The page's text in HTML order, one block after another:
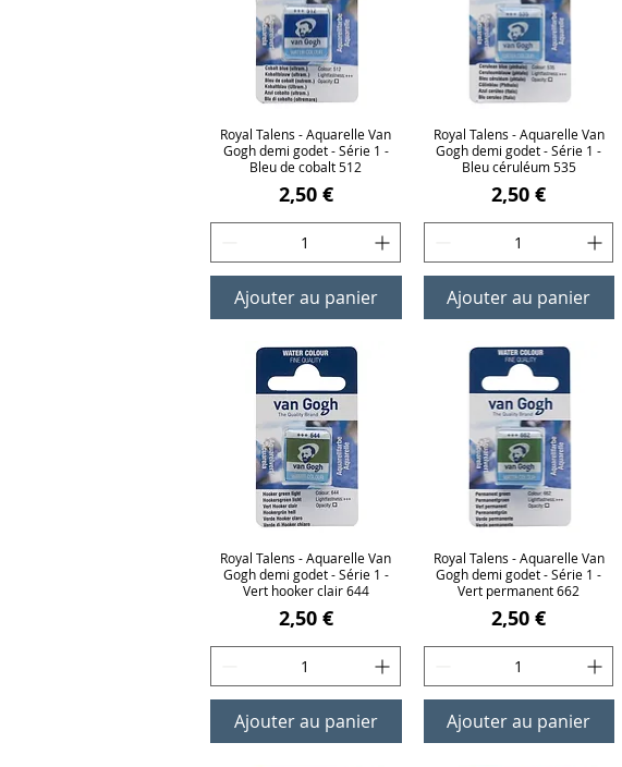
Aperçu rapide
Royal Talens - Aquarelle Van
Gogh demi godet - Série 1 -
Bleu de cobalt 512
Prix
2,50 €
Ajouter au panier
Aperçu rapide
Royal Talens - Aquarelle Van
Gogh demi godet - Série 1 -
Bleu céruléum 535
Prix
2,50 €
Ajouter au panier
Aperçu rapide
Royal Talens - Aquarelle Van
Gogh demi godet - Série 1 -
Vert hooker clair 644
Prix
2,50 €
Ajouter au panier
Aperçu rapide
Royal Talens - Aquarelle Van
Gogh demi godet - Série 1 -
Vert permanent 662
Prix
2,50 €
Ajouter au panier